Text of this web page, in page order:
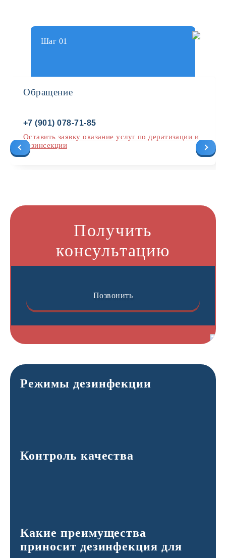
Шаг 01
Обращение
+7 (901) 078-71-85
Оставить заявку оказание услуг по дератизации и
дезинсекции
Получить
консультацию
Позвонить
Режимы дезинфекции
Контроль качества
Какие преимущества
приносит дезинфекция для